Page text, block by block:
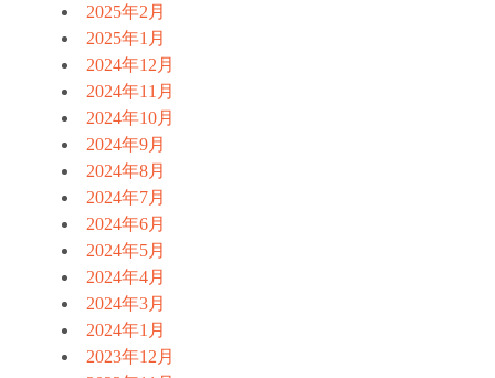
2025年2月
2025年1月
2024年12月
2024年11月
2024年10月
2024年9月
2024年8月
2024年7月
2024年6月
2024年5月
2024年4月
2024年3月
2024年1月
2023年12月